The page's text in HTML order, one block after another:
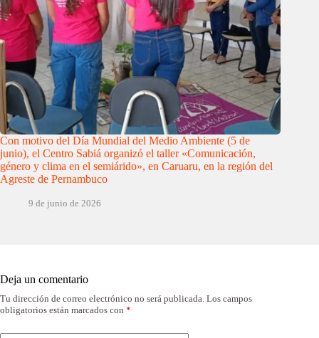
Con motivo del Día Mundial del Medio Ambiente (5 de
junio), el Centro Sabiá organizó el taller «Comunicación,
género y clima en el semiárido», en Caruaru, en la región del
Agreste de Pernambuco
9 de junio de 2026
Deja un comentario
Tu dirección de correo electrónico no será publicada. Los campos
obligatorios están marcados con *